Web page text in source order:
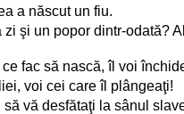
a născut un fiu.
şi un popor dintr-odată?
fac să nască, îl voi
voi cei care îl plângeaţi!
vă desfătaţi la sânul